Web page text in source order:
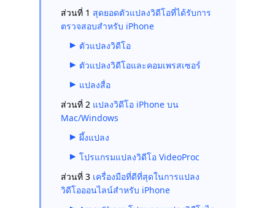
ส่วนที่ 1 สุดยอดตัวแปลงวิดีโอที่ได้รับการ
ตรวจสอบสำหรับ iPhone
ตัวแปลงวิดีโอ
ตัวแปลงวิดีโอและคอมเพรสเซอร์
แปลงสื่อ
ส่วนที่ 2 แปลงวิดีโอ iPhone บน
Mac/Windows
ผึ้งแปลง
โปรแกรมแปลงวิดีโอ VideoProc
ส่วนที่ 3 เครื่องมือที่ดีที่สุดในการแปลง
วิดีโอออนไลน์สำหรับ iPhone